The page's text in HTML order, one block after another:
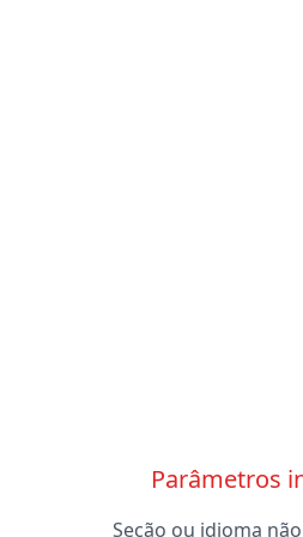
Parâmetros
Seção ou idioma